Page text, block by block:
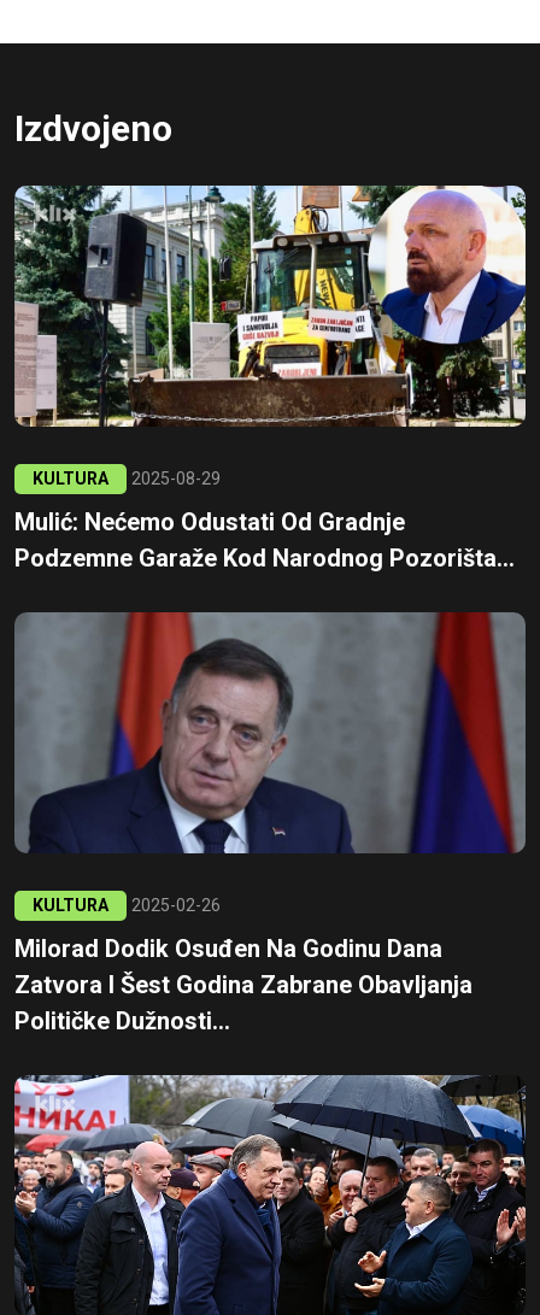
Izdvojeno
KULTURA 2025-08-29
Mulić: Nećemo Odustati Od Gradnje
Podzemne Garaže Kod Narodnog Pozorišta...
KULTURA 2025-02-26
Milorad Dodik Osuđen Na Godinu Dana
Zatvora I Šest Godina Zabrane Obavljanja
Političke Dužnosti...